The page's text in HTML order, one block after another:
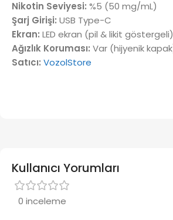
Nikotin Seviyesi: %5 (50 mg/mL)
Şarj Girişi: USB Type-C
Ekran: LED ekran (pil & likit göstergeli)
Ağızlık Koruması: Var (hijyenik
Satıcı: VozolStore
Kullanıcı Yorumları
0 inceleme